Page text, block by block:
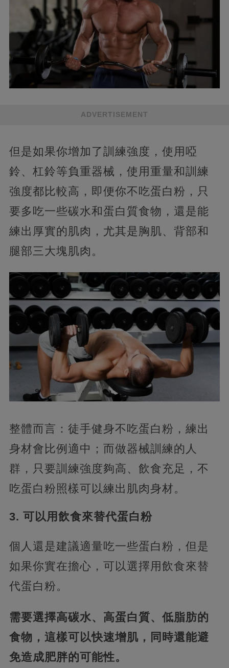
ADVERTISEMENT
但是如果你增加了訓練強度，使用啞
鈴、杠鈴等負重器械，使用重量和訓練
強度都比較高，即便你不吃蛋白粉，只
要多吃一些碳水和蛋白質食物，還是能
練出厚實的肌肉，尤其是胸肌、背部和
腿部三大塊肌肉。
整體而言：徒手健身不吃蛋白粉，練出
身材會比例適中；而做器械訓練的人
群，只要訓練強度夠高、飲食充足，不
吃蛋白粉照樣可以練出肌肉身材。
3. 可以用飲食來替代蛋白粉
個人還是建議適量吃一些蛋白粉，但是
如果你實在擔心，可以選擇用飲食來替
代蛋白粉。
需要選擇高碳水、高蛋白質、低脂肪的
食物，這樣可以快速增肌，同時還能避
免造成肥胖的可能性。